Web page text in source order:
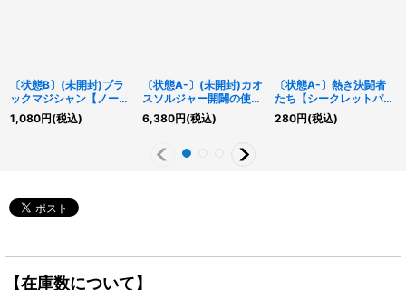
〔状態B〕(未開封)ブラ
ックマジシャン【ノーマ
ルパラレル】{711C-
JP001}《モンスター》
1,080円(税込)
〔状態A-〕(未開封)カオ
スソルジャー開闢の使者
【クォーターセンチュリ
ーシークレット】
スター》
6,380円(税込)
〔状態A-〕熱き決闘者
たち【シークレットパラ
レル】{20AP-JP001}
《魔法》
280円(税込)
【在庫数について】